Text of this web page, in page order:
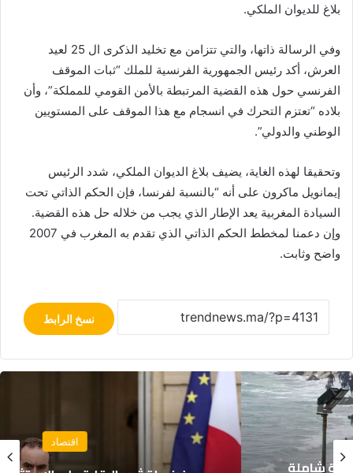
بلاغ للديوان الملكي.
وفي الرسالة ذاتها، والتي تتزامن مع تخليد الذكرى ال 25 لعيد
العرش، أكد رئيس الجمهورية الفرنسية للملك “ثبات الموقف
الفرنسي حول هذه القضية المرتبطة بالأمن القومي للمملكة”، وأن
بلاده “تعتزم التحرك في انسجام مع هذا الموقف على المستويين
الوطني والدولي”.
وتحقيقا لهذه الغاية، يضيف بلاغ الديوان الملكي، شدد الرئيس
إيمانويل ماكرون على أنه “بالنسبة لفرنسا، فإن الحكم الذاتي تحت
السيادة المغربية يعد الإطار الذي يجب من خلاله حل هذه القضية.
وإن دعمنا لمخطط الحكم الذاتي الذي تقدم به المغرب في 2007
واضح وثابت.
نسخ الرابط
اقتصاد